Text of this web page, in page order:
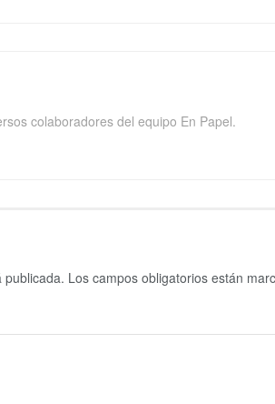
colaboradores del equipo En Papel.
publicada. Los campos obligatorios están